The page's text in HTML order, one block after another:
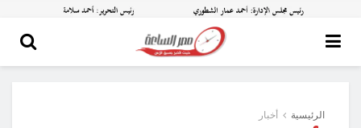
الرئيسية أخبار